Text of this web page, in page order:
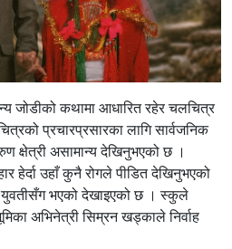
जोडीको कथामा आधारित रहेर चलचित्र
प्रचारप्रसारका लागि सार्वजनिक
क्षेत्री असामान्य देखिनुभएको छ ।
हेर्दा उहाँ कुनै रोगले पीडित देखिनुभएको
भएको देखाइएको छ । स्कुले
अभिनेत्री सिम्रन खड्काले निर्वाह